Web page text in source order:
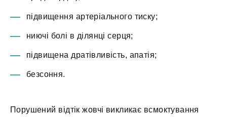
підвищення артеріального тиску;
ниючі болі в ділянці серця;
підвищена дратівливість, апатія;
безсоння.
Порушений відтік жовчі викликає всмоктування